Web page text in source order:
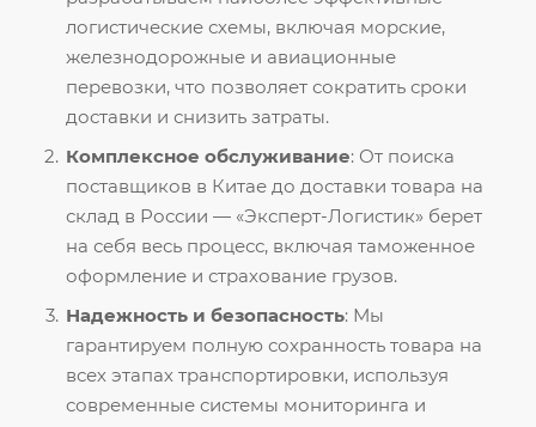
логистические схемы, включая морские,
железнодорожные и авиационные
перевозки, что позволяет сократить сроки
доставки и снизить затраты.
Комплексное обслуживание: От поиска
поставщиков в Китае до доставки товара на
склад в России — «Эксперт-Логистик» берет
на себя весь процесс, включая таможенное
оформление и страхование грузов.
Надежность и безопасность: Мы
гарантируем полную сохранность товара на
всех этапах транспортировки, используя
современные системы мониторинга и